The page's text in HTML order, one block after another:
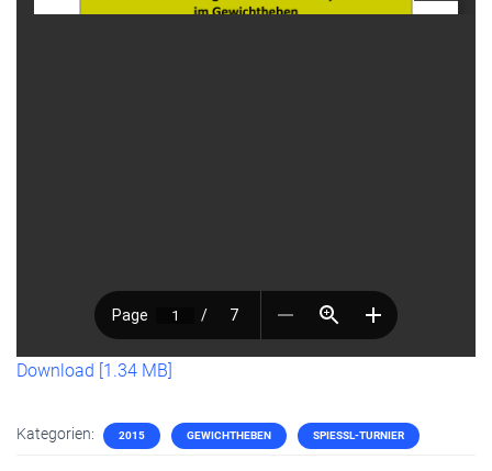
Download [1.34 MB]
Kategorien: 2015 GEWICHTHEBEN SPIESSL-TURNIER